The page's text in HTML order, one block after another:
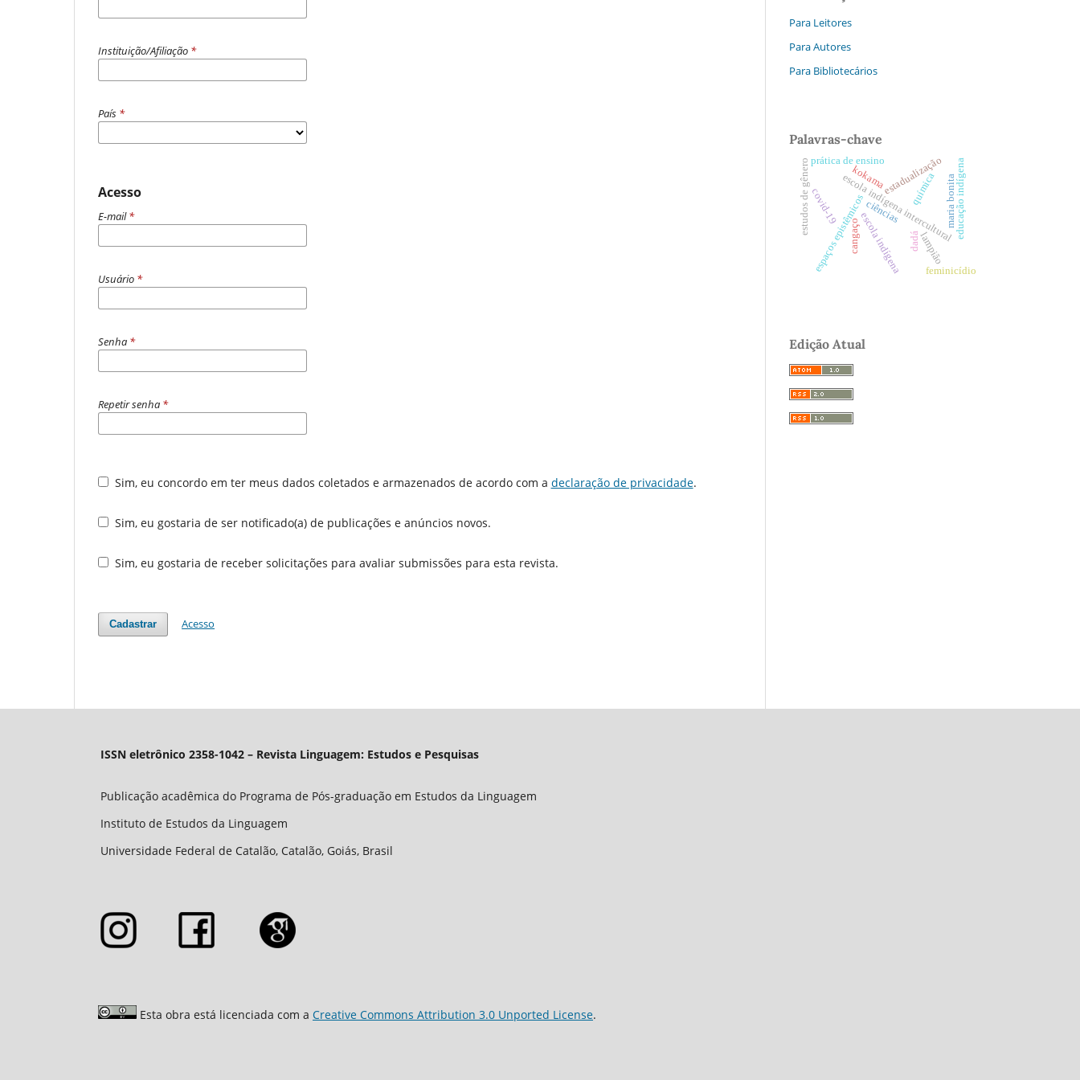
Instituição/Afiliação *
País *
Acesso
E-mail*
Usuário *
Senha *
Repetir senha *
Sim, eu concordo em ter meus dados coletados e armazenados de acordo com a declaração de privacidade.
Sim, eu gostaria de ser notificado(a) de publicações e anúncios novos.
Sim, eu gostaria de receber solicitações para avaliar submissões para esta revista.
Cadastrar Acesso
Para Leitores
Para Autores
Para Bibliotecários
Palavras-chave
escola indígena intercultural
espaços epistêmicos
estadualização educação indígena
escola indígena
kokama
covid-19
cangaço
maria bonita
dadálampião
estudos de gênero
feminicídio
prática de ensino
química
ciências
Edição Atual
ISSN eletrônico 2358-1042 – Revista Linguagem: Estudos e Pesquisas
Publicação acadêmica do Programa de Pós-graduação em Estudos da Linguagem
Instituto de Estudos da Linguagem
Universidade Federal de Catalão, Catalão, Goiás, Brasil
Esta obra está licenciada com a Creative Commons Attribution 3.0 Unported License.